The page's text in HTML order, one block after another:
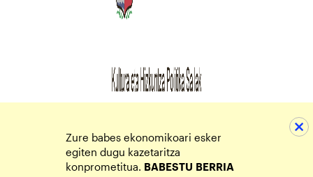
Zure babes ekonomikoari esker
egiten dugu kazetaritza
konprometitua. BABESTU BERRIA